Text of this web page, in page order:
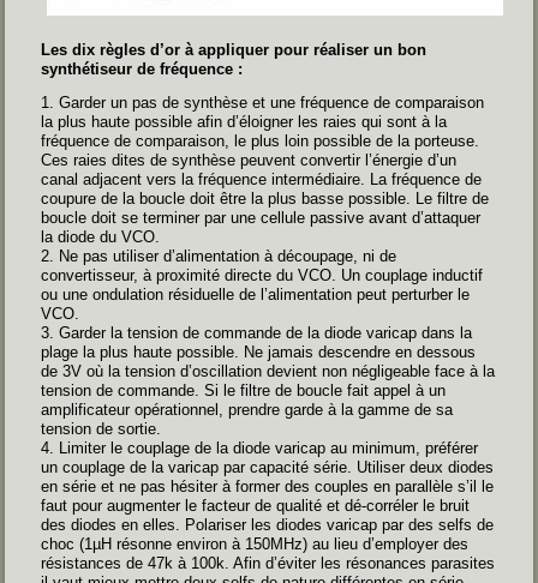
Les dix règles d’or à appliquer pour réaliser un bon
synthétiseur de fréquence :
1. Garder un pas de synthèse et une fréquence de comparaison
la plus haute possible afin d’éloigner les raies qui sont à la
fréquence de comparaison, le plus loin possible de la porteuse.
Ces raies dites de synthèse peuvent convertir l’énergie d’un
canal adjacent vers la fréquence intermédiaire. La fréquence de
coupure de la boucle doit être la plus basse possible. Le filtre de
boucle doit se terminer par une cellule passive avant d’attaquer
la diode du VCO.
2. Ne pas utiliser d’alimentation à découpage, ni de
convertisseur, à proximité directe du VCO. Un couplage inductif
ou une ondulation résiduelle de l’alimentation peut perturber le
VCO.
3. Garder la tension de commande de la diode varicap dans la
plage la plus haute possible. Ne jamais descendre en dessous
de 3V où la tension d’oscillation devient non négligeable face à la
tension de commande. Si le filtre de boucle fait appel à un
amplificateur opérationnel, prendre garde à la gamme de sa
tension de sortie.
4. Limiter le couplage de la diode varicap au minimum, préférer
un couplage de la varicap par capacité série. Utiliser deux diodes
en série et ne pas hésiter à former des couples en parallèle s’il le
faut pour augmenter le facteur de qualité et dé-corréler le bruit
des diodes en elles. Polariser les diodes varicap par des selfs de
choc (1µH résonne environ à 150MHz) au lieu d’employer des
résistances de 47k à 100k. Afin d’éviter les résonances parasites